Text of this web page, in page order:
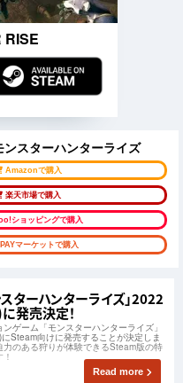
RISE
スターハンターライズ
Amazonで購入
楽天市場で購入
ショッピングで購入
マーケットで購入
ターハンターライズ」2022
発売決定！
ゲーム「モンスターハンターライズ」
Steam向けに発売することが決定しま
力のある狩りが体験できるSteam版の特
Read more